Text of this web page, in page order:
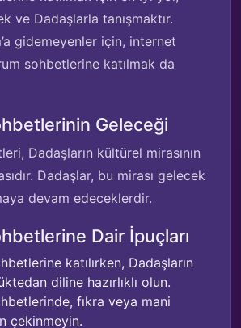
ve Dadaşlarla tanışmaktır.
gidemeyenler için, internet
sohbetlerine katılmak da
Geleceği
Dadaşların kültürel mirasının
Dadaşlar, bu mirası gelecek
devam edeceklerdir.
Dair İpuçları
katılırken, Dadaşların
diline hazırlıklı olun.
fıkra veya mani
çekinmeyin.